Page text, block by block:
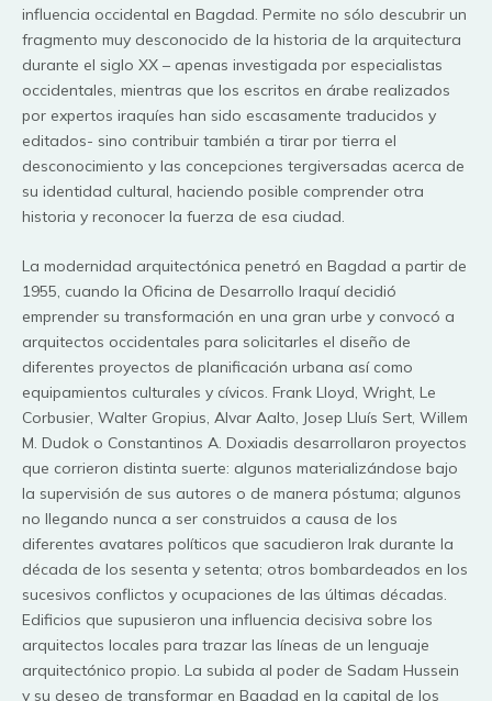
influencia occidental en Bagdad. Permite no sólo descubrir un
fragmento muy desconocido de la historia de la arquitectura
durante el siglo XX – apenas investigada por especialistas
occidentales, mientras que los escritos en árabe realizados
por expertos iraquíes han sido escasamente traducidos y
editados- sino contribuir también a tirar por tierra el
desconocimiento y las concepciones tergiversadas acerca de
su identidad cultural, haciendo posible comprender otra
historia y reconocer la fuerza de esa ciudad.
La modernidad arquitectónica penetró en Bagdad a partir de
1955, cuando la Oficina de Desarrollo Iraquí decidió
emprender su transformación en una gran urbe y convocó a
arquitectos occidentales para solicitarles el diseño de
diferentes proyectos de planificación urbana así como
equipamientos culturales y cívicos. Frank Lloyd, Wright, Le
Corbusier, Walter Gropius, Alvar Aalto, Josep Lluís Sert, Willem
M. Dudok o Constantinos A. Doxiadis desarrollaron proyectos
que corrieron distinta suerte: algunos materializándose bajo
la supervisión de sus autores o de manera póstuma; algunos
no llegando nunca a ser construidos a causa de los
diferentes avatares políticos que sacudieron Irak durante la
década de los sesenta y setenta; otros bombardeados en los
sucesivos conflictos y ocupaciones de las últimas décadas.
Edificios que supusieron una influencia decisiva sobre los
arquitectos locales para trazar las líneas de un lenguaje
arquitectónico propio. La subida al poder de Sadam Hussein
y su deseo de transformar en Bagdad en la capital de los